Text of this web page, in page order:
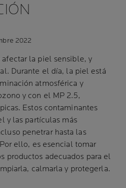
2022
la piel sensible, y
Durante el día, la piel está
atmosférica y
y con el MP 2.5,
Estos contaminantes
y las partículas más
penetrar hasta las
ello, es esencial tomar
productos adecuados para el
calmarla y protegerla.